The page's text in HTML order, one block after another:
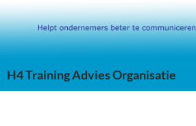
Skip
to
content
H4 Training Advies Organisatie